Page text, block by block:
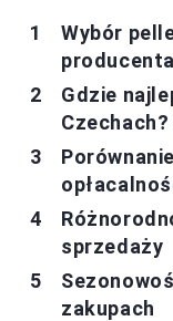
Wybór
Gdzie
sprzedaży
zakupach